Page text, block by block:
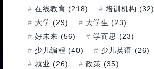
在线教育 (218) 培训机构 (32)
大学 (29) 大学生 (23)
好未来 (56) 学而思 (23)
少儿编程 (40) 少儿英语 (26)
就业 (26) 政策 (35)